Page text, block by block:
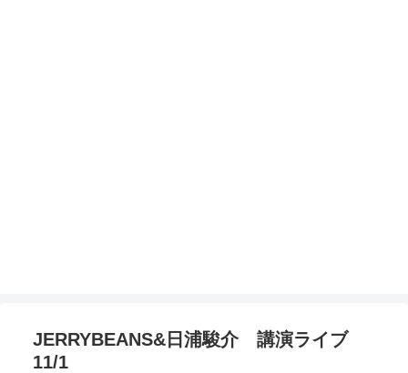
JERRYBEANS&日浦駿介 講演ライブ
11/1